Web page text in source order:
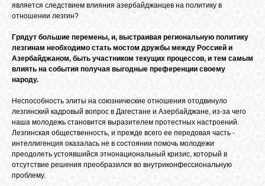
является следствием влияния азербайджанцев на политику в
отношении лезгин?
Грядут большие перемены, и, выстраивая региональную политику
лезгинам необходимо стать мостом дружбы между Россией и
Азербайджаном, быть участником текущих процессов, и тем самым
влиять на события получая выгодные преференции своему
народу.
Неспособность элиты на союзнические отношения отодвинуло
лезгинский кадровый вопрос в Дагестане и Азербайджане, из-за чего
наша молодежь становится выразителем протестных настроений.
Лезгинская общественность, и прежде всего ее передовая часть -
интеллигенция оказалась не в состоянии помочь молодежи
преодолеть устоявшийся этнонациональный кризис, который в
отсутствие решения преобразился во внутриконфессиональную
проблему.